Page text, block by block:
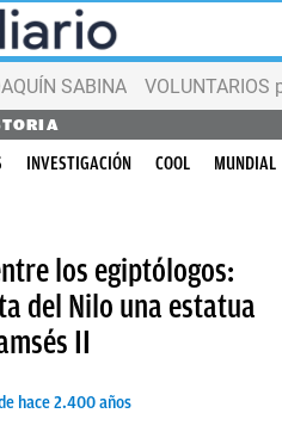
SABINA VOLUNTARIOS
INVESTIGACIÓN COOL MUNDIAL
los egiptólogos:
del Nilo una estatua
II
hace 2.400 años